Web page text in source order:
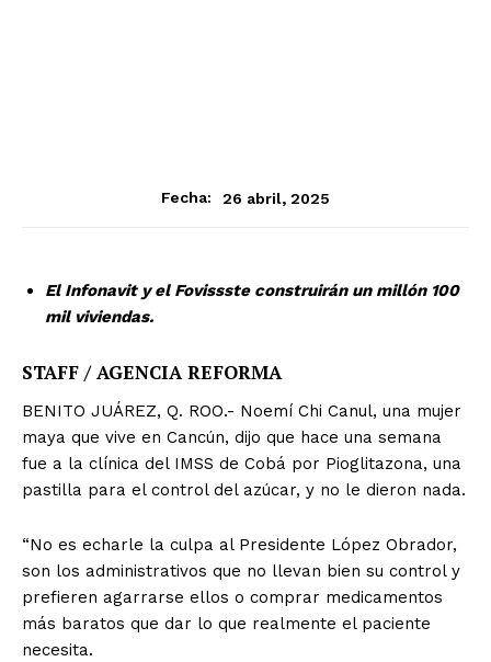
Fecha: 26 abril, 2025
El Infonavit y el Fovissste construirán un millón 100
mil viviendas.
STAFF / AGENCIA REFORMA
BENITO JUÁREZ, Q. ROO.- Noemí Chi Canul, una mujer
maya que vive en Cancún, dijo que hace una semana
fue a la clínica del IMSS de Cobá por Pioglitazona, una
pastilla para el control del azúcar, y no le dieron nada.
“No es echarle la culpa al Presidente López Obrador,
son los administrativos que no llevan bien su control y
prefieren agarrarse ellos o comprar medicamentos
más baratos que dar lo que realmente el paciente
necesita.